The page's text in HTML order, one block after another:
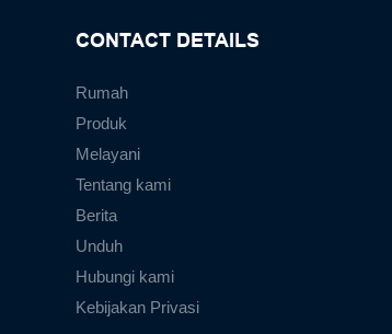
CONTACT DETAILS
Rumah
Produk
Melayani
Tentang kami
Berita
Unduh
Hubungi kami
Kebijakan Privasi